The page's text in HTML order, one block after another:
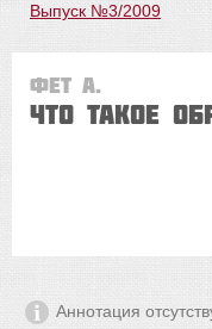
Выпуск №3/2009
Фет А.
Что такое
Аннотация